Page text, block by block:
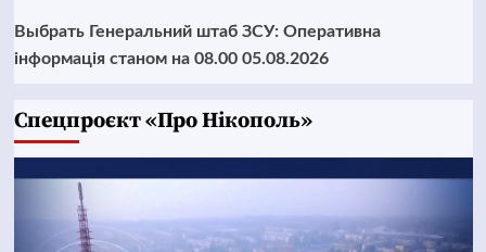
Выбрать Генеральний штаб ЗСУ: Оперативна
інформація станом на 08.00 05.08.2026
Cпецпроєкт «Про Нікополь»